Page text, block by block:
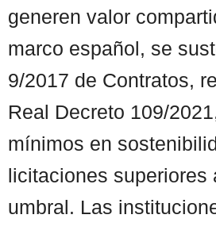
generen valor
marco español, se
9/2017 de Contratos,
Real Decreto 109/
mínimos en
licitaciones superiores
umbral. Las